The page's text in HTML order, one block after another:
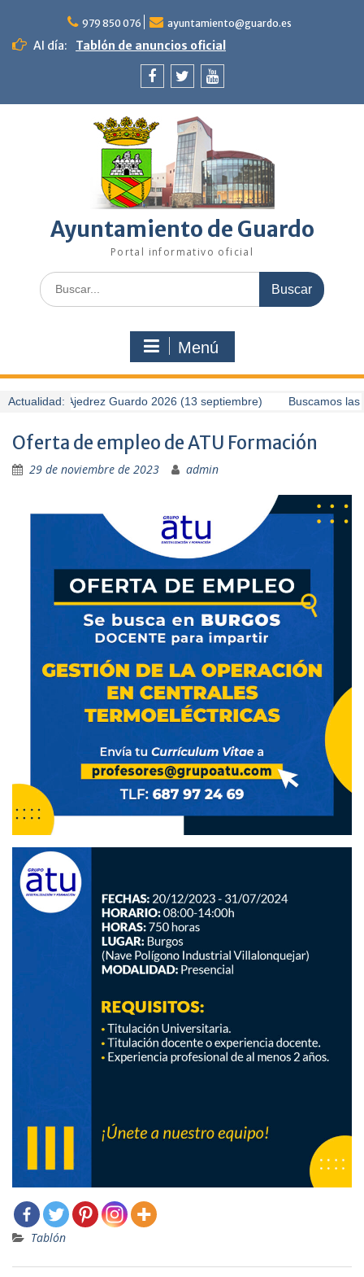
contenido
979 850 076 ayuntamiento@guardo.es
Al día: Tablón de anuncios oficial
Ayuntamiento de Guardo
Portal informativo oficial
Buscar:
Menú
Actualidad:
Torneo de Ajedrez Guardo 2026 (13 septiembre) Buscamos las
Oferta de empleo de ATU Formación
29 de noviembre de 2023 admin
Tablón